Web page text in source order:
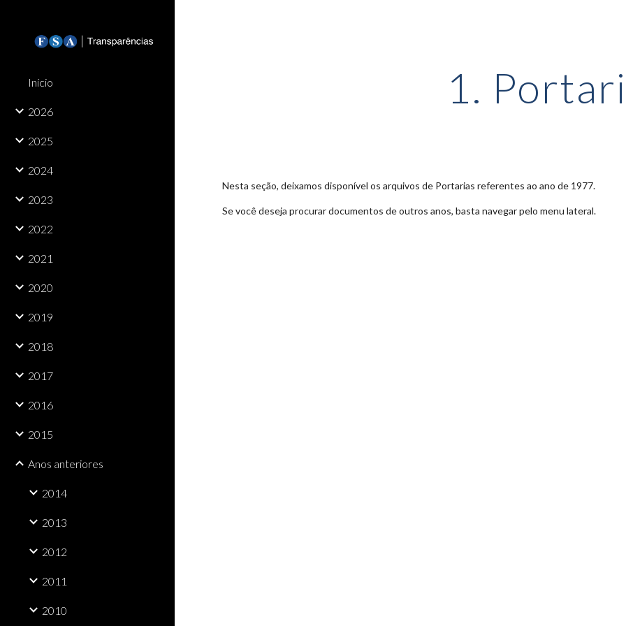
Início
2026
2025
2024
2023
2022
2021
2020
2019
2018
2017
2016
2015
Anos anteriores
2014
2013
2012
2011
2010
1.
Nesta seção, deixamos disponível os arquivos de Portarias referentes ao ano de 1977.
Se você deseja procurar documentos de outros anos, basta navegar pelo menu lateral.